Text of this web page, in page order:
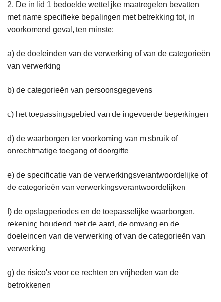
2. De in lid 1 bedoelde wettelijke maatregelen bevatten
met name specifieke bepalingen met betrekking tot, in
voorkomend geval, ten minste:
a) de doeleinden van de verwerking of van de categorieën
van verwerking
b) de categorieën van persoonsgegevens
c) het toepassingsgebied van de ingevoerde beperkingen
d) de waarborgen ter voorkoming van misbruik of
onrechtmatige toegang of doorgifte
e) de specificatie van de verwerkingsverantwoordelijke of
de categorieën van verwerkingsverantwoordelijken
f) de opslagperiodes en de toepasselijke waarborgen,
rekening houdend met de aard, de omvang en de
doeleinden van de verwerking of van de categorieën van
verwerking
g) de risico's voor de rechten en vrijheden van de
betrokkenen